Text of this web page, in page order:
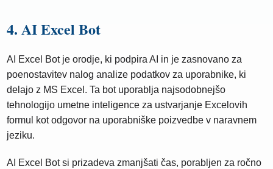
4. AI Excel Bot
AI Excel Bot je orodje, ki podpira AI in je zasnovano za
poenostavitev nalog analize podatkov za uporabnike, ki
delajo z MS Excel. Ta bot uporablja najsodobnejšo
tehnologijo umetne inteligence za ustvarjanje Excelovih
formul kot odgovor na uporabniške poizvedbe v naravnem
jeziku.
AI Excel Bot si prizadeva zmanjšati čas, porabljen za ročno